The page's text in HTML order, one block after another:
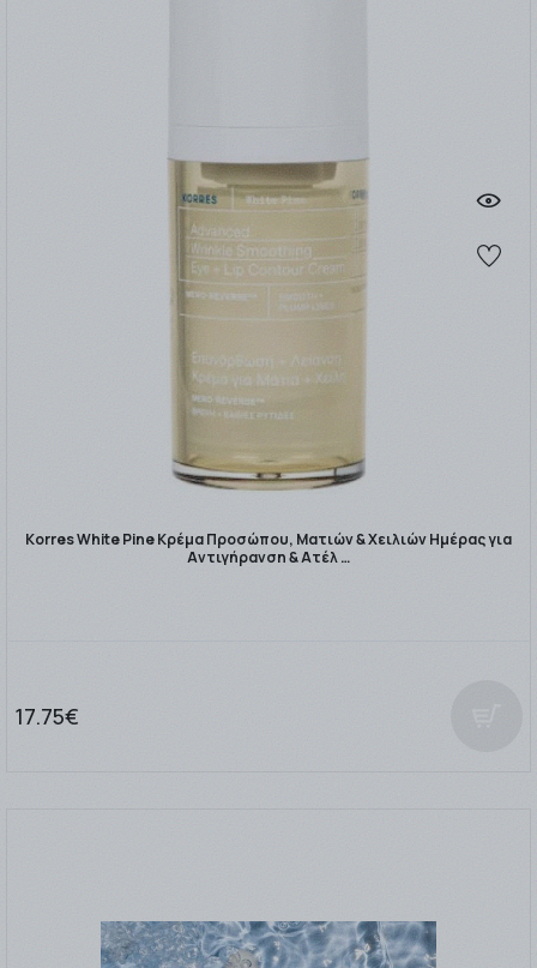
Korres White Pine Κρέμα Προσώπου, Ματιών & Χειλιών Ημέρας για
Αντιγήρανση & Ατέλ …
17.75€